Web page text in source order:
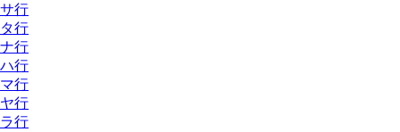
サ行
タ行
ナ行
ハ行
マ行
ヤ行
ラ行